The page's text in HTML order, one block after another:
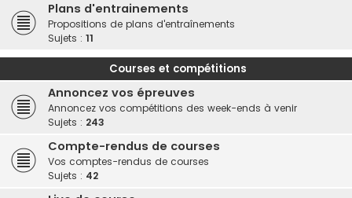
Plans d'entrainements
Propositions de plans d'entraînements
Sujets : 11
Courses et compétitions
Annoncez vos épreuves
Annoncez vos compétitions des week-ends à venir
Sujets : 243
Compte-rendus de courses
Vos comptes-rendus de courses
Sujets : 42